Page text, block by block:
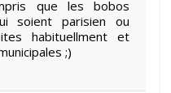
que les bobos
soient parisien ou
habituellment et
;)